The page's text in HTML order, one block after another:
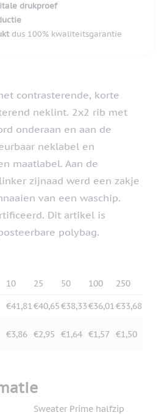
drukproef
dus 100% kwaliteitsgarantie
contrasterende, korte
neklint. 2x2 rib met
onderaan en aan de
neklabel en
maatlabel. Aan de
zijnaad werd een zakje
van een waschip.
Dit artikel is
polybag.
10 25 50 100 250
€41,81€40,65€38,33€36,01€33,68
€3,86 €2,95 €1,64 €1,57 €1,50
Sweater Prime halfzip